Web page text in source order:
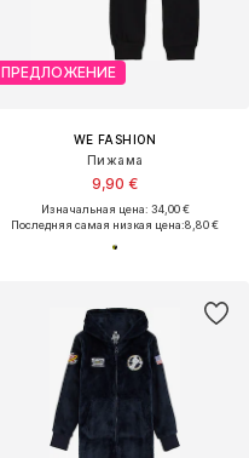
ПРЕДЛОЖЕНИЕ
WE FASHION
Пижама
9,90 €
Изначальная цена: 34,00 €
Последняя самая низкая цена:8,80 €